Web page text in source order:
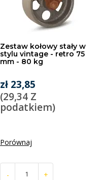
Zestaw kołowy stały w
stylu vintage - retro 75
mm - 80 kg
zł 23,85
(29,34 Z
podatkiem)
Porównaj
- +